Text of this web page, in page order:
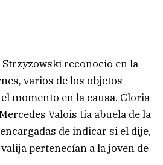
Strzyzowski reconoció en la
varios de los objetos
momento en la causa. Gloria
Valois tía abuela de la
de indicar si el dije,
pertenecían a la joven de